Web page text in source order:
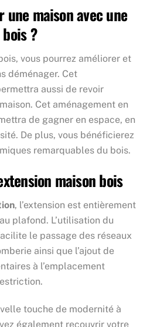
maison avec une
?
vous pourrez améliorer et
déménager. Cet
aussi de revoir
Cet aménagement en
de gagner en espace, en
De plus, vous bénéficierez
remarquables du bois.
maison bois
, l’extension est entièrement
plafond. L’utilisation du
le passage des réseaux
ainsi que l’ajout de
à l’emplacement
touche de modernité à
également recouvrir votre